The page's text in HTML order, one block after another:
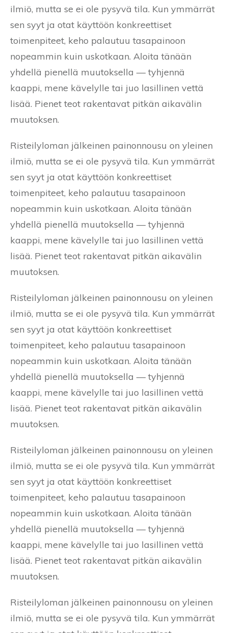
ilmiö, mutta se ei ole pysyvä tila. Kun ymmärrät
sen syyt ja otat käyttöön konkreettiset
toimenpiteet, keho palautuu tasapainoon
nopeammin kuin uskotkaan. Aloita tänään
yhdellä pienellä muutoksella — tyhjennä
kaappi, mene kävelylle tai juo lasillinen vettä
lisää. Pienet teot rakentavat pitkän aikavälin
muutoksen.
Risteilyloman jälkeinen painonnousu on yleinen
ilmiö, mutta se ei ole pysyvä tila. Kun ymmärrät
sen syyt ja otat käyttöön konkreettiset
toimenpiteet, keho palautuu tasapainoon
nopeammin kuin uskotkaan. Aloita tänään
yhdellä pienellä muutoksella — tyhjennä
kaappi, mene kävelylle tai juo lasillinen vettä
lisää. Pienet teot rakentavat pitkän aikavälin
muutoksen.
Risteilyloman jälkeinen painonnousu on yleinen
ilmiö, mutta se ei ole pysyvä tila. Kun ymmärrät
sen syyt ja otat käyttöön konkreettiset
toimenpiteet, keho palautuu tasapainoon
nopeammin kuin uskotkaan. Aloita tänään
yhdellä pienellä muutoksella — tyhjennä
kaappi, mene kävelylle tai juo lasillinen vettä
lisää. Pienet teot rakentavat pitkän aikavälin
muutoksen.
Risteilyloman jälkeinen painonnousu on yleinen
ilmiö, mutta se ei ole pysyvä tila. Kun ymmärrät
sen syyt ja otat käyttöön konkreettiset
toimenpiteet, keho palautuu tasapainoon
nopeammin kuin uskotkaan. Aloita tänään
yhdellä pienellä muutoksella — tyhjennä
kaappi, mene kävelylle tai juo lasillinen vettä
lisää. Pienet teot rakentavat pitkän aikavälin
muutoksen.
Risteilyloman jälkeinen painonnousu on yleinen
ilmiö, mutta se ei ole pysyvä tila. Kun ymmärrät